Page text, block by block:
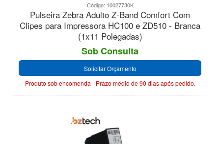
Código: 10027730K
Pulseira Zebra Adulto Z-Band Comfort Com
Clipes para Impressora HC100 e ZD510 - Branca
(1x11 Polegadas)
Sob Consulta
Solicitar Orçamento
Produto sob encomenda - Prazo médio de 90 dias após pedido.